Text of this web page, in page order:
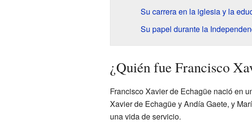
Su carrera en la iglesia y la
Su papel durante la
¿Quién fue Francisco
Francisco Xavier de Echagüe nació en
Xavier de Echagüe y Andía Gaete, y
una vida de servicio.